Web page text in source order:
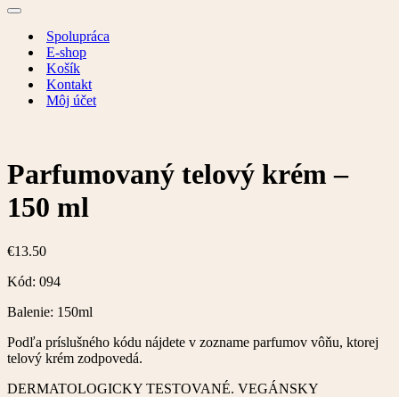
Menu
navigácieSpolupráca
E-shop
Košík
Kontakt
Môj účet
Parfumovaný telový krém –
150 ml
€13.50
Kód: 094
Balenie: 150ml
Podľa príslušného kódu nájdete v zozname parfumov vôňu, ktorej
telový krém zodpovedá.
DERMATOLOGICKY TESTOVANÉ. VEGÁNSKY